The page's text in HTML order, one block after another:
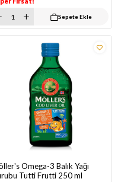
Sepete Ekle
Omega-3 Balık Yağı
Tutti Frutti 250 ml